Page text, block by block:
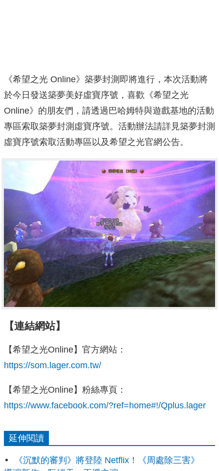
《希望之光 Online》築夢封測即將進行，本次活動將
於今日發送築夢美好虛寶序號，喜歡《希望之光
Online》的朋友們，請透過巴哈姆特與遊戲基地的活動
專區索取築夢封測虛寶序號。活動辦法請詳見築夢封測
虛寶序號索取活動專區以及希望之光官網公告。
【連結網站】
【希望之光Online】官方網站：
https://som.lager.com.tw/
【希望之光Online】粉絲專頁：
https://www.facebook.com/?ref=home#!/Qplus.lager
延伸閱讀
《沉默的審判》將登陸 Netflix！《周處除三害》